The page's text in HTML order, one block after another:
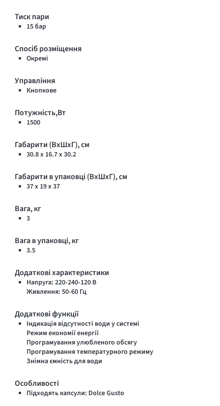
Тиск пари
15 бар
Спосіб розміщення
Окремі
Управління
Кнопкове
Потужність,Вт
1500
Габарити (ВхШхГ), см
30.8 х 16.7 х 30.2
Габарити в упаковці (ВхШхГ), см
37 х 19 х 37
Вага, кг
3
Вага в упаковці, кг
3.5
Додаткові характеристики
Напруга: 220-240-120 В
Живлення: 50-60 Гц
Додаткові функції
Індикація відсутності води у системі
Режим економії енергії
Програмування улюбленого обсягу
Програмування температурного режиму
Знімна ємність для води
Особливості
Підходять капсули: Dolce Gusto